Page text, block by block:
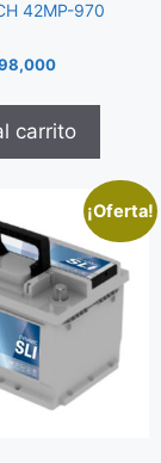
42MP-970
carrito
¡Oferta!